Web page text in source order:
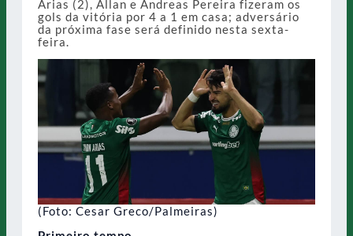
Arias (2), Allan e Andreas Pereira fizeram os
gols da vitória por 4 a 1 em casa; adversário
da próxima fase será definido nesta sexta-
feira.
(Foto: Cesar Greco/Palmeiras)